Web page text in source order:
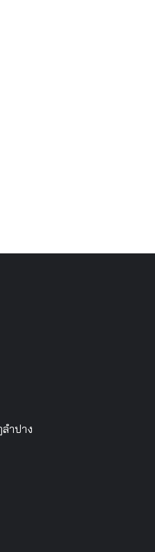
ำปาง